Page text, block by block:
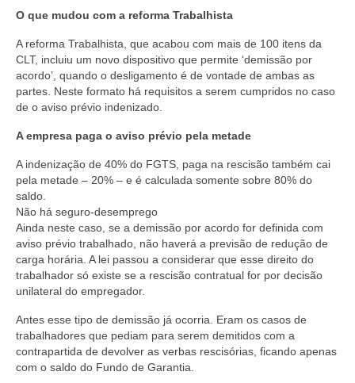
O que mudou com a reforma Trabalhista
A reforma Trabalhista, que acabou com mais de 100 itens da
CLT, incluiu um novo dispositivo que permite ‘demissão por
acordo’, quando o desligamento é de vontade de ambas as
partes. Neste formato há requisitos a serem cumpridos no caso
de o aviso prévio indenizado.
A empresa paga o aviso prévio pela metade
A indenização de 40% do FGTS, paga na rescisão também cai
pela metade – 20% – e é calculada somente sobre 80% do
saldo.
Não há seguro-desemprego
Ainda neste caso, se a demissão por acordo for definida com
aviso prévio trabalhado, não haverá a previsão de redução de
carga horária. A lei passou a considerar que esse direito do
trabalhador só existe se a rescisão contratual for por decisão
unilateral do empregador.
Antes esse tipo de demissão já ocorria. Eram os casos de
trabalhadores que pediam para serem demitidos com a
contrapartida de devolver as verbas rescisórias, ficando apenas
com o saldo do Fundo de Garantia.